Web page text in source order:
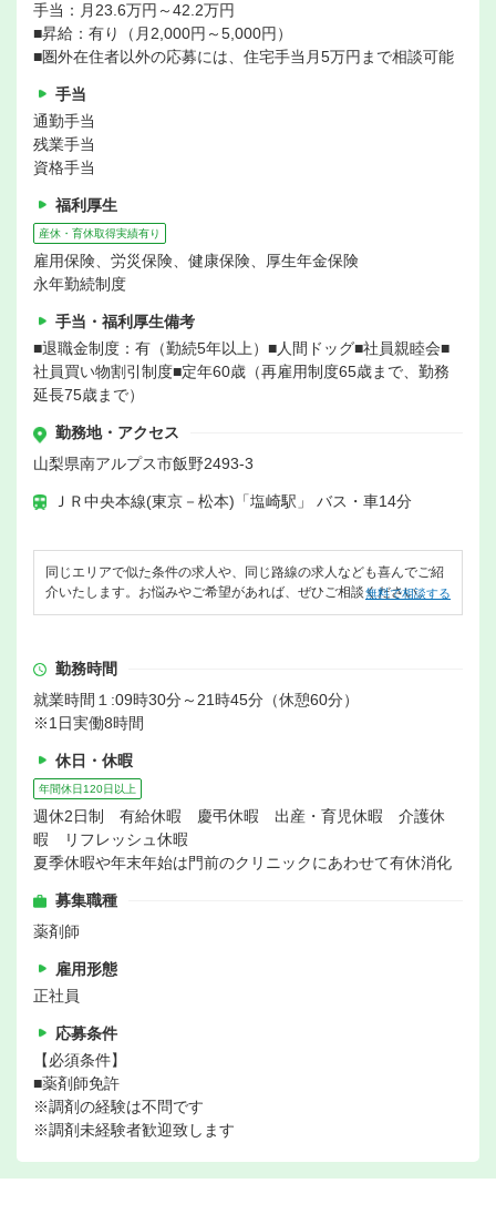
手当：月23.6万円～42.2万円
■昇給：有り（月2,000円～5,000円）
■圏外在住者以外の応募には、住宅手当月5万円まで相談可能
手当
通勤手当
残業手当
資格手当
福利厚生
産休・育休取得実績有り
雇用保険、労災保険、健康保険、厚生年金保険
永年勤続制度
手当・福利厚生備考
■退職金制度：有（勤続5年以上）■人間ドッグ■社員親睦会■
社員買い物割引制度■定年60歳（再雇用制度65歳まで、勤務
延長75歳まで）
勤務地・アクセス
山梨県南アルプス市飯野2493-3
ＪＲ中央本線(東京－松本)「塩崎駅」 バス・車14分
同じエリアで似た条件の求人や、同じ路線の求人なども喜んでご紹
介いたします。お悩みやご希望があれば、ぜひご相談ください。
無料で相談する
勤務時間
就業時間１:09時30分～21時45分（休憩60分）
※1日実働8時間
休日・休暇
年間休日120日以上
週休2日制 有給休暇 慶弔休暇 出産・育児休暇 介護休
暇 リフレッシュ休暇
夏季休暇や年末年始は門前のクリニックにあわせて有休消化
募集職種
薬剤師
雇用形態
正社員
応募条件
【必須条件】
■薬剤師免許
※調剤の経験は不問です
※調剤未経験者歓迎致します